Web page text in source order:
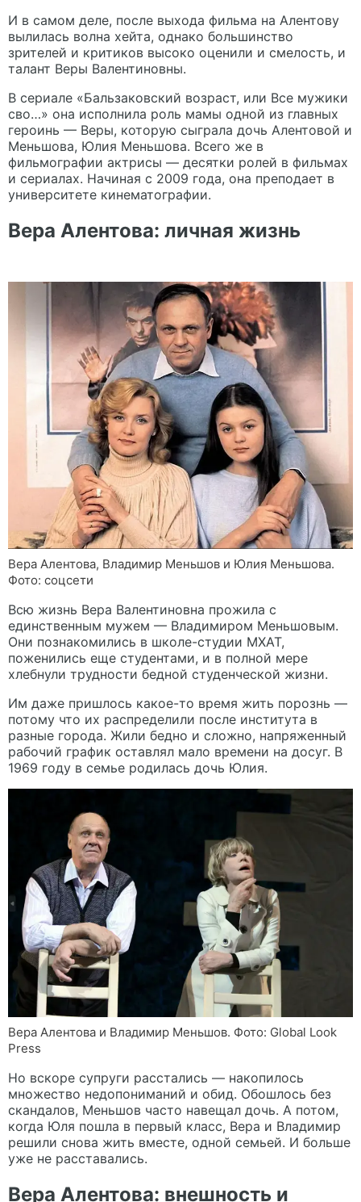
И в самом деле, после выхода фильма на Алентову
вылилась волна хейта, однако большинство
зрителей и критиков высоко оценили и смелость, и
талант Веры Валентиновны.
В сериале «Бальзаковский возраст, или Все мужики
сво…» она исполнила роль мамы одной из главных
героинь — Веры, которую сыграла дочь Алентовой и
Меньшова, Юлия Меньшова. Всего же в
фильмографии актрисы — десятки ролей в фильмах
и сериалах. Начиная с 2009 года, она преподает в
университете кинематографии.
Вера Алентова: личная жизнь
Вера Алентова, Владимир Меньшов и Юлия Меньшова.
Фото: соцсети
Всю жизнь Вера Валентиновна прожила с
единственным мужем — Владимиром Меньшовым.
Они познакомились в школе-студии МХАТ,
поженились еще студентами, и в полной мере
хлебнули трудности бедной студенческой жизни.
Им даже пришлось какое-то время жить порознь —
потому что их распределили после института в
разные города. Жили бедно и сложно, напряженный
рабочий график оставлял мало времени на досуг. В
1969 году в семье родилась дочь Юлия.
Вера Алентова и Владимир Меньшов. Фото: Global Look
Press
Но вскоре супруги расстались — накопилось
множество недопониманий и обид. Обошлось без
скандалов, Меньшов часто навещал дочь. А потом,
когда Юля пошла в первый класс, Вера и Владимир
решили снова жить вместе, одной семьей. И больше
уже не расставались.
Вера Алентова: внешность и